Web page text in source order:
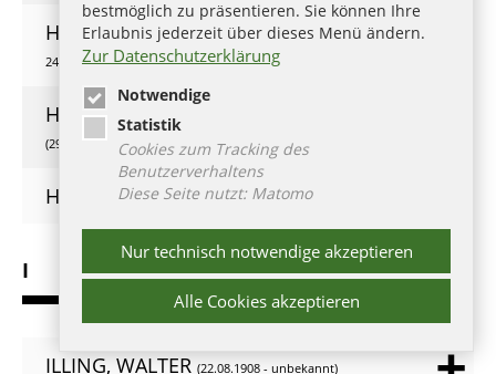
HÜLSEN, AUGUST LUDWIG(03.05.1765 -
24.09.1809)
HUNOLD, CHRISTIAN FRIEDRICH
(29.09.1680 - 16.08.1721)
HUTTEN, ASTRID (26.10.1951 - 09.08.2017)
I
ILLING, WALTER (22.08.1908 - unbekannt)
bestmöglich zu präsentieren. Sie können Ihre
Erlaubnis jederzeit über dieses Menü ändern.
Zur Datenschutzerklärung
Notwendige
Statistik
Cookies zum Tracking des
Benutzerverhaltens
Diese Seite nutzt: Matomo
Nur technisch notwendige akzeptieren
Alle Cookies akzeptieren